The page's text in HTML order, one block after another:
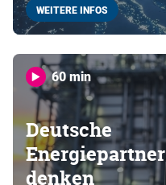
WEITERE INFOS
60 min
Deutsche
denken